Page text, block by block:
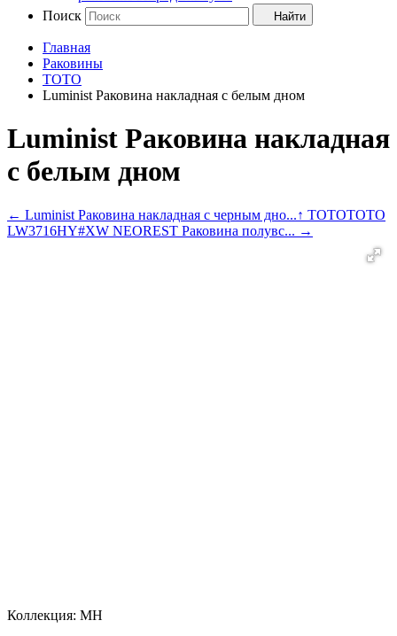
Поиск
Найти
Главная
Раковины
TOTO
Luminist Раковина накладная с белым дном
Luminist Раковина накладная
с белым дном
← Luminist Раковина накладная с черным дно...↑ TOTOTOTO
LW3716HY#XW NEOREST Раковина полувс... →
Коллекция: MH